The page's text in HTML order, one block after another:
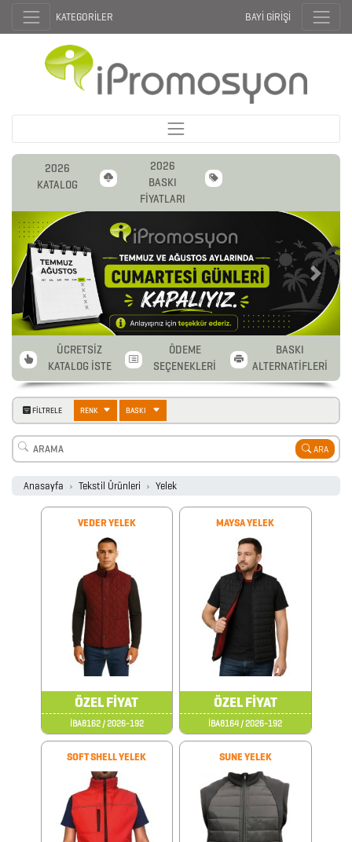
2026
PROMOSYON
AJANDA
PROMOSYON
ANAHTARLIK
AYNALAR
KATEGORİLER BAYİ GİRİŞİ
2026
KATALOG
2026
BASKI
FİYATLARI
Previous Next
ÜCRETSİZ
KATALOG İSTE
ÖDEME
SEÇENEKLERİ
BASKI
ALTERNATİFLERİ
FİLTRELE RENK BASKI
ARA
Anasayfa Tekstil Ürünleri Yelek
VEDER YELEK
ÖZEL FİYAT
İBA8162 / 2026-192
MAYSA YELEK
ÖZEL FİYAT
İBA8164 / 2026-192
SOFT SHELL YELEK SUNE YELEK